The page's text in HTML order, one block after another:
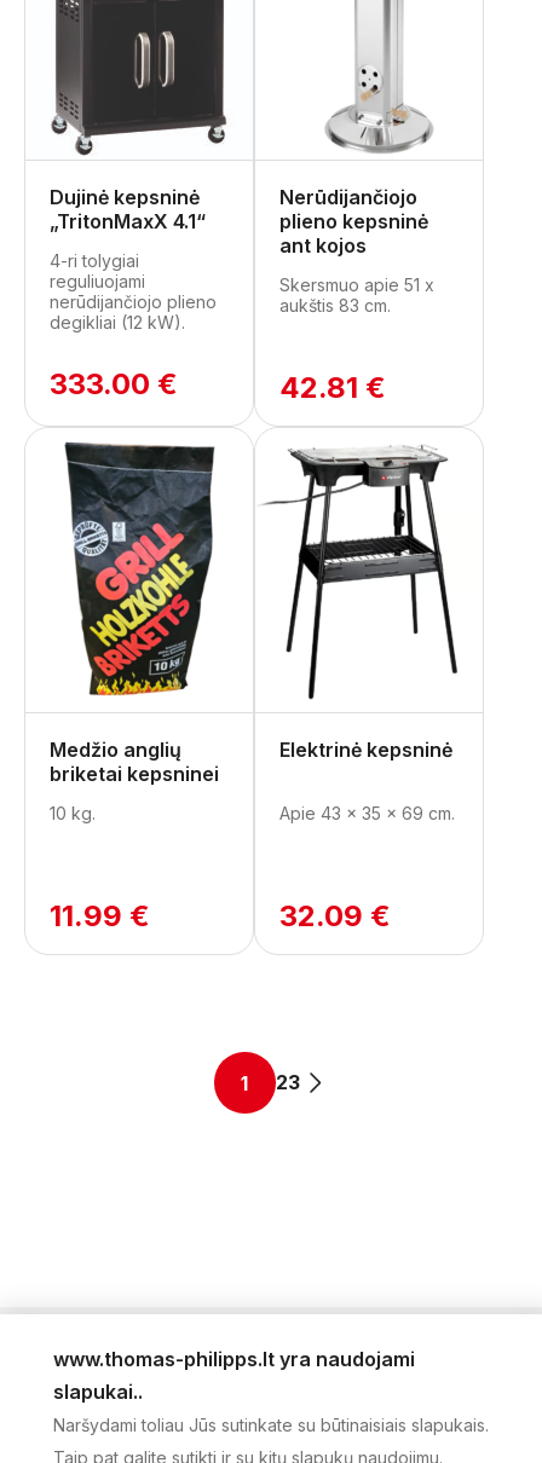
Dujinė kepsninė
„TritonMaxX 4.1“
4-ri tolygiai
reguliuojami
nerūdijančiojo plieno
degikliai (12 kW).
333.00 €
Nerūdijančiojo
plieno kepsninė
ant kojos
Skersmuo apie 51 x
aukštis 83 cm.
42.81 €
Medžio anglių
briketai kepsninei
10 kg.
11.99 €
Elektrinė kepsninė
Apie 43 x 35 x 69 cm.
32.09 €
1 23
NAUJIENLAIŠKIS
www.thomas-philipps.lt yra naudojami
slapukai..
Naršydami toliau Jūs sutinkate su būtinaisiais slapukais.
Taip pat galite sutikti ir su kitų slapukų naudojimu.